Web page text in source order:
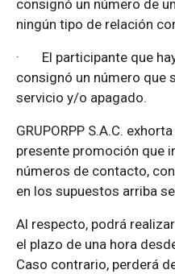
consignó un número de
ningún tipo de relación
· El participante que
consignó un número que
servicio y/o apagado.
GRUPORPP S.A.C.
presente promoción que
números de contacto,
en los supuestos arriba
Al respecto, podrá
el plazo de una hora
Caso contrario, perderá